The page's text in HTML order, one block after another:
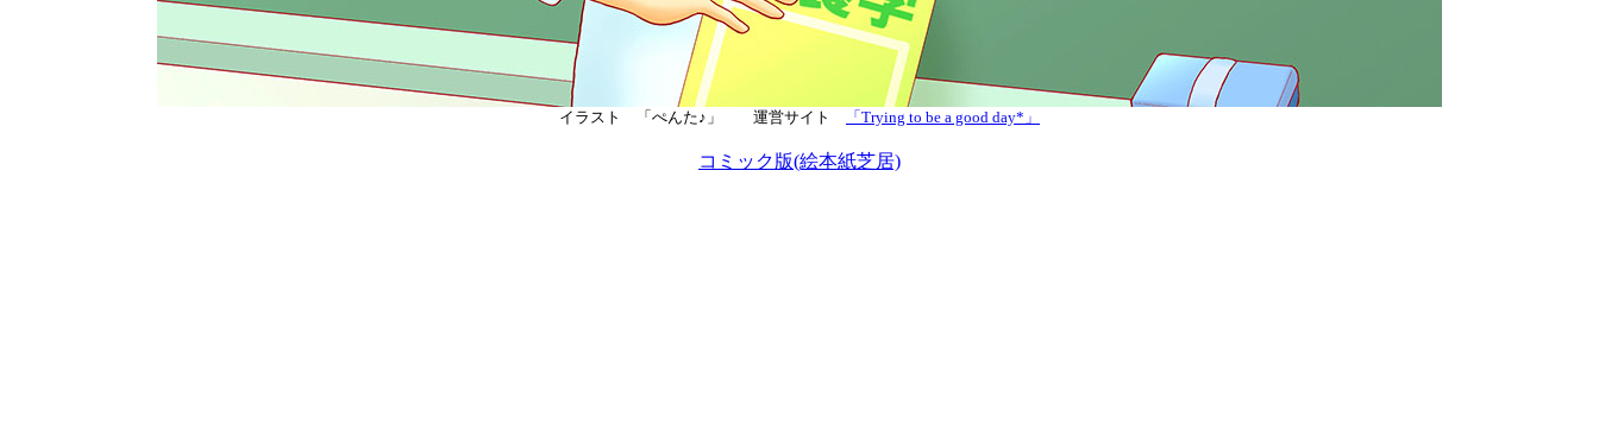
イラスト 「ぺんた♪」 運営サイト 「Trying to be a good day*」
コミック版(絵本紙芝居)